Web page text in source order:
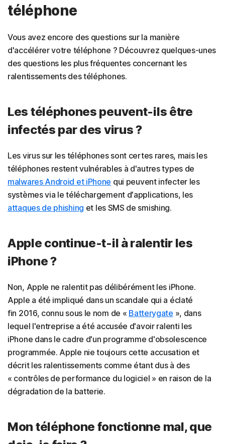
téléphone
Vous avez encore des questions sur la manière
d'accélérer votre téléphone ? Découvrez quelques-unes
des questions les plus fréquentes concernant les
ralentissements des téléphones.
Les téléphones peuvent-ils être
infectés par des virus ?
Les virus sur les téléphones sont certes rares, mais les
téléphones restent vulnérables à d'autres types de
malwares Android et iPhone qui peuvent infecter les
systèmes via le téléchargement d'applications, les
attaques de phishing et les SMS de smishing.
Apple continue-t-il à ralentir les
iPhone ?
Non, Apple ne ralentit pas délibérément les iPhone.
Apple a été impliqué dans un scandale qui a éclaté
fin 2016, connu sous le nom de « Batterygate », dans
lequel l'entreprise a été accusée d'avoir ralenti les
iPhone dans le cadre d'un programme d'obsolescence
programmée. Apple nie toujours cette accusation et
décrit les ralentissements comme étant dus à des
« contrôles de performance du logiciel » en raison de la
dégradation de la batterie.
Mon téléphone fonctionne mal, que